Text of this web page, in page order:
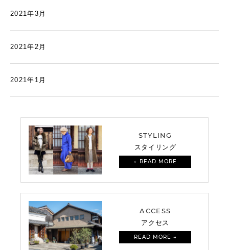
2021年3月
2021年2月
2021年1月
STYLING
スタイリング
← READ MORE
ACCESS
アクセス
READ MORE →